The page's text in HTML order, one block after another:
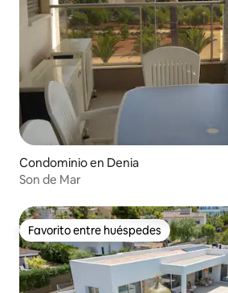
Condominio en Denia
Son de Mar
Favorito entre huéspedes
Favorito entre huéspedes